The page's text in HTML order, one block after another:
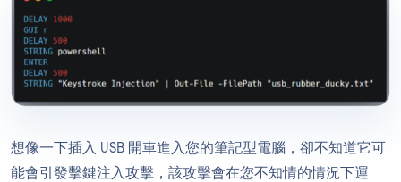
想像一下插入 USB 開車進入您的筆記型電腦，卻不知道它可
能會引發擊鍵注入攻擊，該攻擊會在您不知情的情況下運